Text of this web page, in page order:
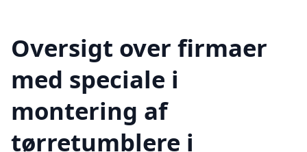
Oversigt over firmaer
med speciale i
montering af
tørretumblere i